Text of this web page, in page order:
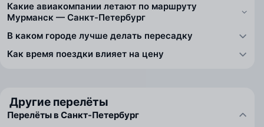
Какие авиакомпании летают по маршруту
Мурманск — Санкт-Петербург
В каком городе лучше делать пересадку
Как время поездки влияет на цену
Другие перелёты
Перелёты в Санкт-Петербург